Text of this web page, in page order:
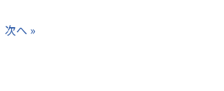
次へ »